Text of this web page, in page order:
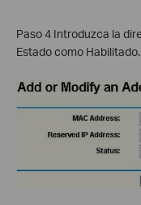
Paso 4 Introduzca la
Estado como Habilitado.